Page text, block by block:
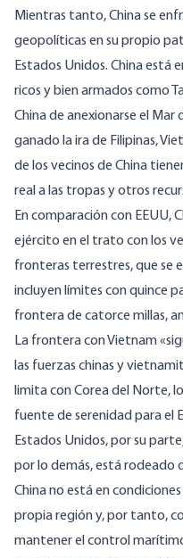
Mientras tanto, China se
geopolíticas en su propio
Estados Unidos. China está
ricos y bien armados como
China de anexionarse el Mar
ganado la ira de Filipinas,
de los vecinos de China
real a las tropas y otros
En comparación con EEUU,
ejército en el trato con los
fronteras terrestres, que se
incluyen límites con quince
frontera de catorce millas,
La frontera con Vietnam
las fuerzas chinas y
limita con Corea del Norte,
fuente de serenidad para el
Estados Unidos, por su
por lo demás, está rodeado
China no está en
propia región y, por tanto,
mantener el control